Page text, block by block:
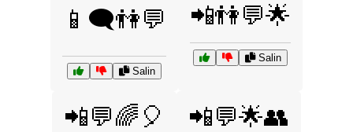
📱🗨️👫💬
Salin
📲👫💬🌟
Salin
📲💬🌈🎈 📲💬🌟👥